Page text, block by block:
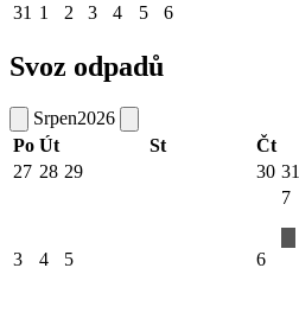
31 1 2 3 4 5 6
Svoz odpadů
Srpen2026
Po Út St Čt
27 28 29 30 31
3 4 5 6
7